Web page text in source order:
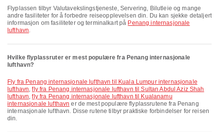
Flyplassen tilbyr Valutavekslingstjeneste, Servering, Bilutleie og mange
andre fasiliteter for å forbedre reiseopplevelsen din. Du kan sjekke detaljert
informasjon om fasiliteter og terminalkart på Penang internasjonale
lufthavn.
Hvilke flyplassruter er mest populære fra Penang internasjonale
lufthavn?
fly fra Penang internasjonale lufthavn til Kuala Lumpur internasjonale
lufthavn,fly fra Penang internasjonale lufthavn til Sultan Abdul Aziz Shah
lufthavn,fly fra Penang internasjonale lufthavn til Kualanamu
internasjonale lufthavn er de mest populære flyplassrutene fra Penang
internasjonale lufthavn. Disse rutene tilbyr praktiske forbindelser for reisen
din.